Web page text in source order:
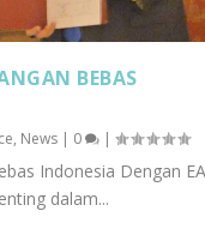
BEBAS
, News | 0 |
Indonesia Dengan
dalam...